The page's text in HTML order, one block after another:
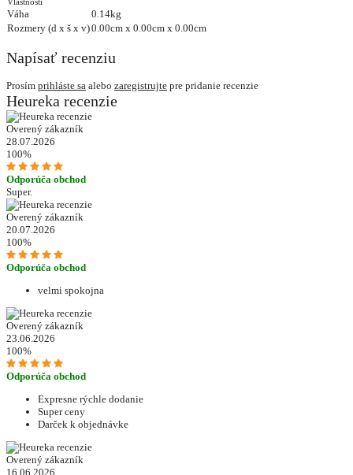
Váha
0.14kg
Rozmery (d x š x v)0.00cm x 0.00cm x 0.00cm
Napísať recenziu
Prosím prihláste sa alebo zaregistrujte pre pridanie recenzie
Heureka recenzie
Overený zákazník
28.07.2026
100%
Odporúča obchod
Super.
Overený zákazník
20.07.2026
100%
Odporúča obchod
velmi spokojna
Overený zákazník
23.06.2026
100%
Odporúča obchod
Expresne rýchle dodanie
Super ceny
Darček k objednávke
Overený zákazník
16.06.2026